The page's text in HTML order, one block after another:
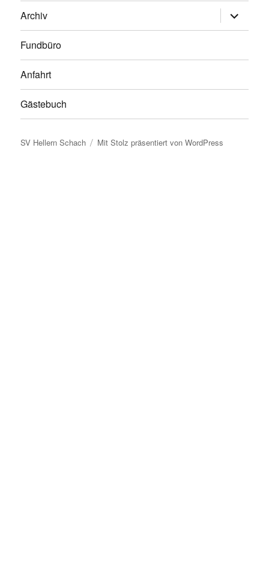
Archiv
anzeigen
Fundbüro
Anfahrt
Gästebuch
SV Hellern Schach Mit Stolz präsentiert von WordPress